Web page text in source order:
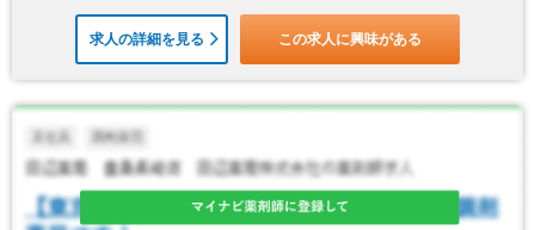
求人の詳細を見る この求人に興味がある